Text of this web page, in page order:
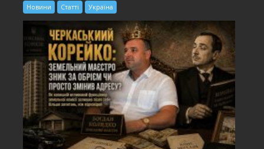
Новини Статті Україна